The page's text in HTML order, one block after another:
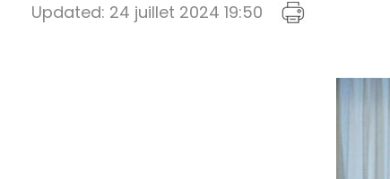
Updated: 24 juillet 2024 19:50